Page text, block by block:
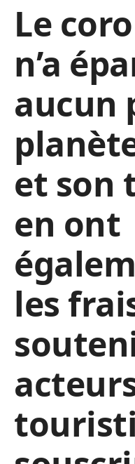
Le
n’a
aucun
et son
en ont
les